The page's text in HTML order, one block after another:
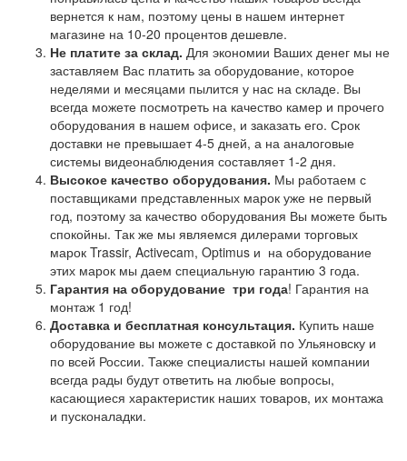
вернется к нам, поэтому цены в нашем интернет
магазине на 10-20 процентов дешевле.
Не платите за склад. Для экономии Ваших денег мы не
заставляем Вас платить за оборудование, которое
неделями и месяцами пылится у нас на складе. Вы
всегда можете посмотреть на качество камер и прочего
оборудования в нашем офисе, и заказать его. Срок
доставки не превышает 4-5 дней, а на аналоговые
системы видеонаблюдения составляет 1-2 дня.
Высокое качество оборудования. Мы работаем с
поставщиками представленных марок уже не первый
год, поэтому за качество оборудования Вы можете быть
спокойны. Так же мы являемся дилерами торговых
марок Trassir, Activecam, Optimus и на оборудование
этих марок мы даем специальную гарантию 3 года.
Гарантия на оборудование три года! Гарантия на
монтаж 1 год!
Доставка и бесплатная консультация. Купить наше
оборудование вы можете с доставкой по Ульяновску и
по всей России. Также специалисты нашей компании
всегда рады будут ответить на любые вопросы,
касающиеся характеристик наших товаров, их монтажа
и пусконаладки.